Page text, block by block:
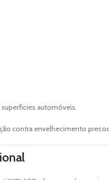
automóveis.
contra envelhecimento